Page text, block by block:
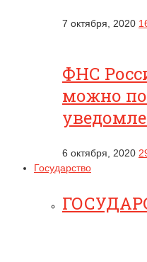
7 октября, 2020
ФНС
можно
6 октября, 2020
Государство